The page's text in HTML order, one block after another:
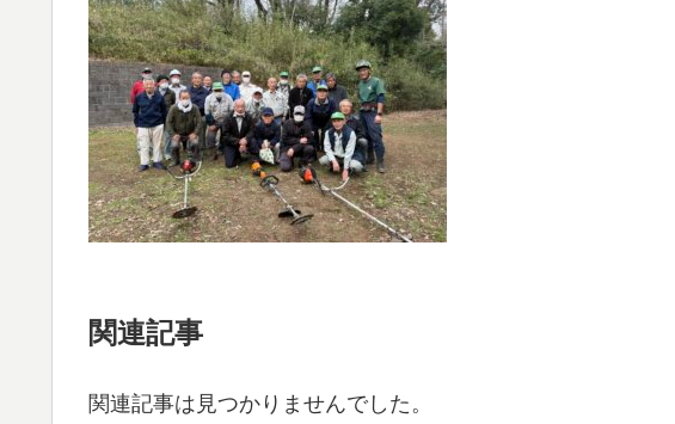
関連記事
関連記事は見つかりませんでした。